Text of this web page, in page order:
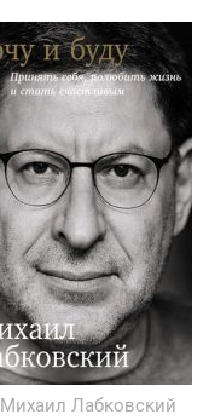
Михаил Лабковский